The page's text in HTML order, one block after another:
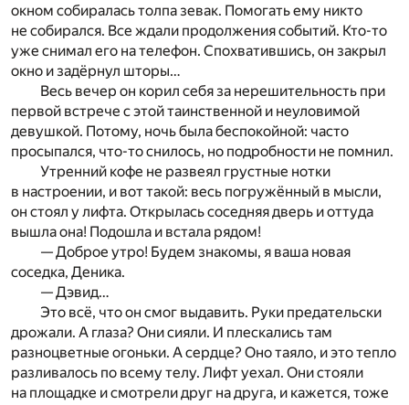
окном собиралась толпа зевак. Помогать ему никто
не собирался. Все ждали продолжения событий. Кто-то
уже снимал его на телефон. Спохватившись, он закрыл
окно и задёрнул шторы…
Весь вечер он корил себя за нерешительность при
первой встрече с этой таинственной и неуловимой
девушкой. Потому, ночь была беспокойной: часто
просыпался, что-то снилось, но подробности не помнил.
Утренний кофе не развеял грустные нотки
в настроении, и вот такой: весь погружённый в мысли,
он стоял у лифта. Открылась соседняя дверь и оттуда
вышла она! Подошла и встала рядом!
— Доброе утро! Будем знакомы, я ваша новая
соседка, Деника.
— Дэвид…
Это всё, что он смог выдавить. Руки предательски
дрожали. А глаза? Они сияли. И плескались там
разноцветные огоньки. А сердце? Оно таяло, и это тепло
разливалось по всему телу. Лифт уехал. Они стояли
на площадке и смотрели друг на друга, и кажется, тоже